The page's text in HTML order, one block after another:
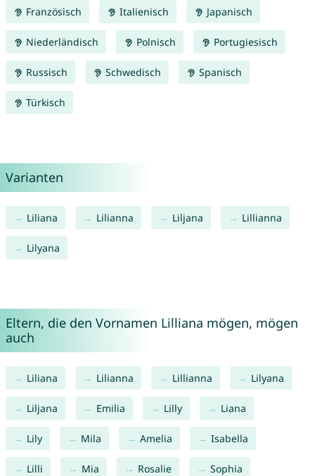
Französisch Italienisch Japanisch
Niederländisch Polnisch Portugiesisch
Russisch Schwedisch Spanisch
Türkisch
Varianten
Liliana Lilianna Liljana Lillianna
Lilyana
Eltern, die den Vornamen Lilliana mögen, mögen
auch
Liliana Lilianna Lillianna Lilyana
Liljana Emilia Lilly Liana
Lily Mila Amelia Isabella
Lilli Mia Rosalie Sophia